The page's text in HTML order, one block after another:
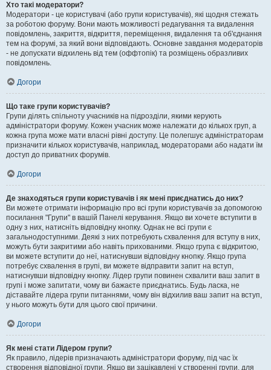
Хто такі модератори?
Модератори - це користувачі (або групи користувачів), які щодня стежать
за роботою форуму. Вони мають можливості редагування та видалення
повідомлень, закриття, відкриття, переміщення, видалення та об'єднання
тем на форумі, за який вони відповідають. Основне завдання модераторів
- не допускати відхилень від тем (оффтопік) та розміщень образливих
повідомлень.
Догори
Що таке групи користувачів?
Групи ділять спільноту учасників на підрозділи, якими керують
адміністратори форуму. Кожен учасник може належати до кількох груп, а
кожна група може мати власні рівні доступу. Це полегшує адміністраторам
призначити кількох користувачів, наприклад, модераторами або надати їм
доступ до приватних форумів.
Догори
Де знаходяться групи користувачів і як мені приєднатись до них?
Ви можете отримати інформацію про всі групи користувачів за допомогою
посилання "Групи" в вашій Панелі керування. Якщо ви хочете вступити в
одну з них, натисніть відповідну кнопку. Однак не всі групи є
загальнодоступними. Деякі з них потребують схвалення для вступу в них,
можуть бути закритими або навіть прихованими. Якщо група є відкритою,
ви можете вступити до неї, натиснувши відповідну кнопку. Якщо група
потребує схвалення в групі, ви можете відправити запит на вступ,
натиснувши відповідну кнопку. Лідер групи повинен схвалити ваш запит в
групі і може запитати, чому ви бажаєте приєднатись. Будь ласка, не
діставайте лідера групи питаннями, чому він відхилив ваш запит на вступ,
у нього можуть бути для цього свої причини.
Догори
Як мені стати Лідером групи?
Як правило, лідерів призначають адміністратори форуму, під час їх
створення відповідної групи. Якщо ви зацікавлені у створенні групи, для